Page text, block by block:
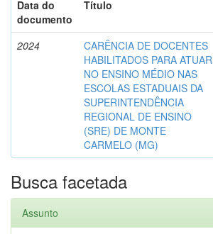
Data do
documento
Título
2024
CARÊNCIA DE DOCENTES
HABILITADOS PARA ATUAR
NO ENSINO MÉDIO NAS
ESCOLAS ESTADUAIS DA
SUPERINTENDÊNCIA
REGIONAL DE ENSINO
(SRE) DE MONTE
CARMELO (MG)
Busca facetada
Assunto